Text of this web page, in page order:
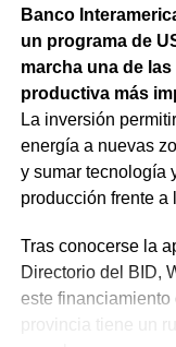
Banco
un programa de
marcha una de
productiva más
La inversión
energía a nuevas
y sumar tecnología
producción frente a
Tras conocerse la
Directorio del BID,
este financiamiento
provincia tiene un